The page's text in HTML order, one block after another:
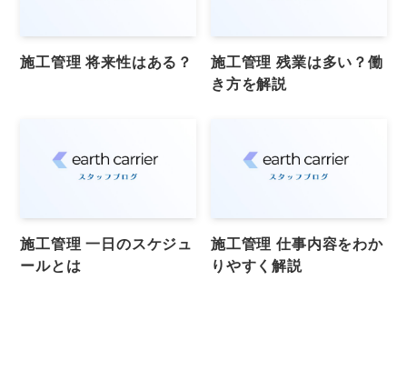
施工管理 将来性はある？
施工管理 残業は多い？働
き方を解説
施工管理 一日のスケジュ
ールとは
施工管理 仕事内容をわか
りやすく解説